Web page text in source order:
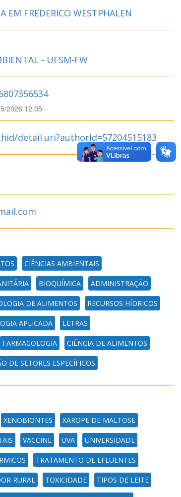
EM FREDERICO WESTPHALEN
- UFSM-FW
2026 12:05
detail.uri?authorId=57204515183
CIÊNCIAS AMBIENTAIS
BIOQUÍMICA ADMINISTRAÇÃO
DE ALIMENTOS RECURSOS HÍDRICOS
APLICADA LETRAS
FARMACOLOGIA CIÊNCIA DE ALIMENTOS
DE SETORES ESPECÍFICOS
XENOBIONTES XAROPE DE MALTOSE
VACCINE UVA UNIVERSIDADE
TRATAMENTO DE EFLUENTES
RURAL TOXICIDADE TIPOS DE LEITE